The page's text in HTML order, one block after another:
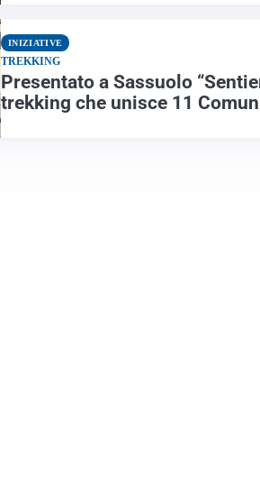
INIZIATIVE
TREKKING
Presentato a Sassuolo
trekking che unisce 11